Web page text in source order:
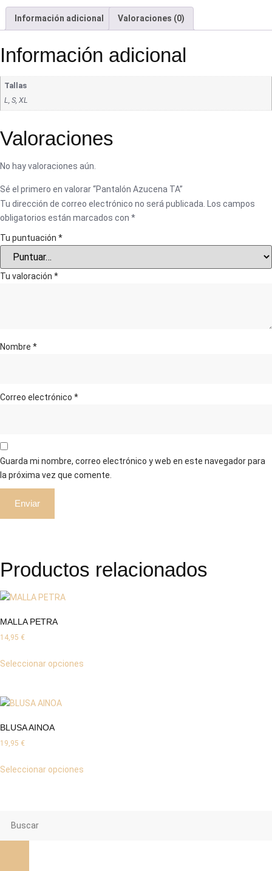
Información adicional Valoraciones (0)
Información adicional
Tallas
L, S, XL
Valoraciones
No hay valoraciones aún.
Sé el primero en valorar “Pantalón Azucena TA”
Tu dirección de correo electrónico no será publicada.
Los campos
obligatorios están marcados con *
Tu puntuación *
Tu valoración *
Nombre *
Correo electrónico *
Guarda mi nombre, correo electrónico y web en este navegador para
la próxima vez que comente.
Productos relacionados
MALLA PETRA
14,95 €
Seleccionar opciones
BLUSA AINOA
19,95 €
Seleccionar opciones